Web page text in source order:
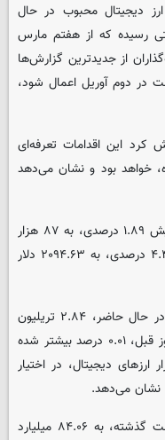
دیجیتال محبوب در حال
به قیمتی رسیده که از هفتم مارس
از جدیدترین گزارش‌ها
در دوم آوریل اعمال شود،
کرد این اقدامات تعرفه‌ای
خواهد بود و نشان می‌دهد
بریکینگ نیوز گزارش کرد، بیت‌کوین با افزایش ۱.۸۹ درصدی، به ۸۷ هزار
و ۷۲۶.۵۰۴ دلار رسید و اتریوم با جهش ۴.۴۰ درصدی، به ۲۰۹۴.۶۳ دلار
مجموع ارزش بازار جهانی ارزهای دیجیتال در حال حاضر، ۲.۸۴ تریلیون
دلار برآورد می‌شود که این رقم نسبت به روز قبل، ۰.۰۱ درصد بیشتر شده
درصد کل بازار ارزهای دیجیتال، در اختیار
حجم کل بازار ارزهای دیجیتال در ۲۴ ساعت گذشته، به ۸۴.۰۶ میلیارد